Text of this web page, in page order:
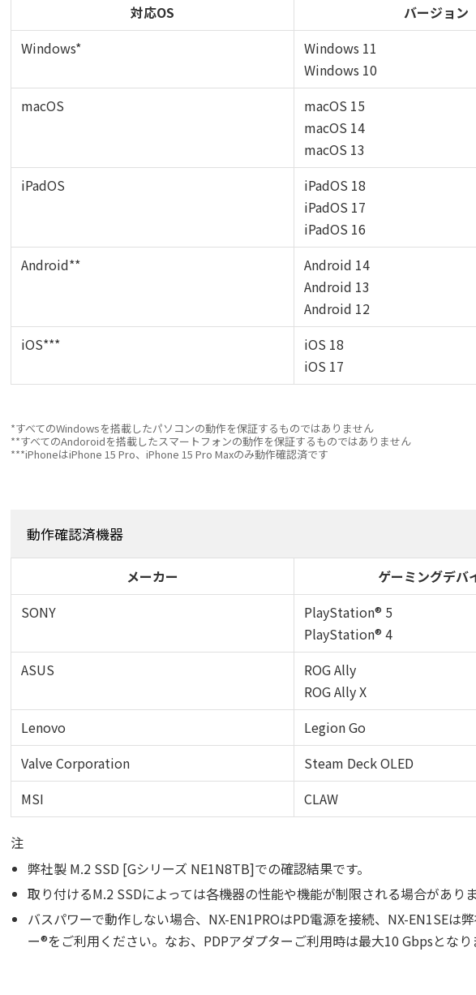
対応OS
バージョン
Windows*
Windows 11
Windows 10
macOS
macOS 15
macOS 14
macOS 13
iPadOS
iPadOS 18
iPadOS 17
iPadOS 16
Android**
Android 14
Android 13
Android 12
iOS***
iOS 18
iOS 17
*すべてのWindowsを搭載したパソコンの動作を保証するものではありません
**すべてのAndoroidを搭載したスマートフォンの動作を保証するものではありません
***iPhoneはiPhone 15 Pro、iPhone 15 Pro Maxのみ動作確認済です
動作確認済機器
メーカー
ゲーミングデバ
SONY
PlayStation® 5
PlayStation® 4
ASUS
ROG Ally
ROG Ally X
Lenovo
Legion Go
Valve Corporation
Steam Deck OLED
MSI
CLAW
注
弊社製 M.2 SSD [Gシリーズ NE1N8TB]での確認結果です。
取り付けるM.2 SSDによっては各機器の性能や機能が制限される場合があり
バスパワーで動作しない場合、NX-EN1PROはPD電源を接続、NX-EN1SEは
ー®をご利用ください。なお、PDPアダプターご利用時は最大10 Gbpsとなり